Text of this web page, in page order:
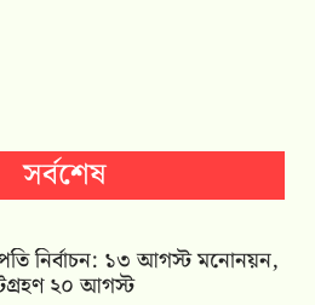
সর্বশেষ
নির্বাচন: ১৩ আগস্ট মনোনয়ন,
২০ আগস্ট